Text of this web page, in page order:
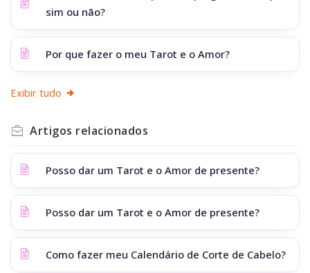
sim ou não?
Por que fazer o meu Tarot e o Amor?
Exibir tudo
Artigos relacionados
Posso dar um Tarot e o Amor de presente?
Posso dar um Tarot e o Amor de presente?
Como fazer meu Calendário de Corte de Cabelo?